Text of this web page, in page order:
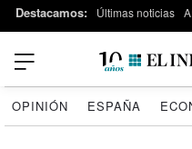
Destacamos: Últimas noticias
OPINIÓN ESPAÑA